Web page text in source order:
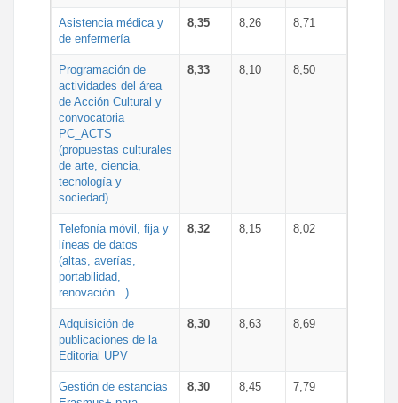
Asistencia médica y
de enfermería
8,35 8,26 8,71
Programación de
actividades del área
de Acción Cultural y
convocatoria
PC_ACTS
(propuestas culturales
de arte, ciencia,
tecnología y
sociedad)
8,33 8,10 8,50
Telefonía móvil, fija y
líneas de datos
(altas, averías,
portabilidad,
renovación...)
8,32 8,15 8,02
Adquisición de
publicaciones de la
Editorial UPV
8,30 8,63 8,69
Gestión de estancias
8,30 8,45 7,79